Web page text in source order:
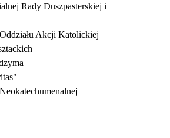
Rady Duszpasterskiej i
Akcji Katolickiej